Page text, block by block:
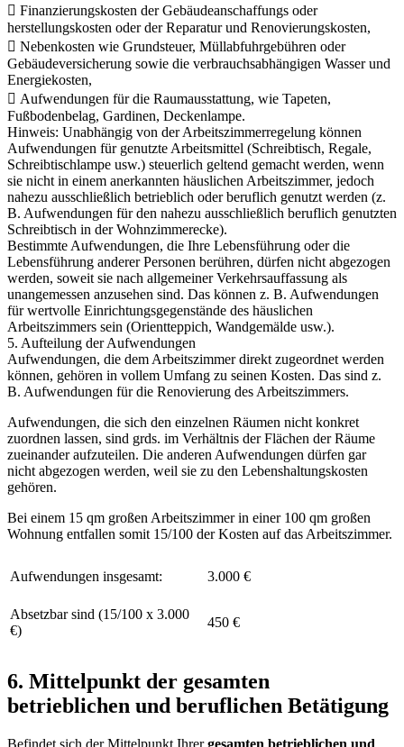
 Finanzierungskosten der Gebäudeanschaffungs oder
herstellungskosten oder der Reparatur und Renovierungskosten,
 Nebenkosten wie Grundsteuer, Müllabfuhrgebühren oder
Gebäudeversicherung sowie die verbrauchsabhängigen Wasser und
Energiekosten,
 Aufwendungen für die Raumausstattung, wie Tapeten,
Fußbodenbelag, Gardinen, Deckenlampe.
Hinweis: Unabhängig von der Arbeitszimmerregelung können
Aufwendungen für genutzte Arbeitsmittel (Schreibtisch, Regale,
Schreibtischlampe usw.) steuerlich geltend gemacht werden, wenn
sie nicht in einem anerkannten häuslichen Arbeitszimmer, jedoch
nahezu ausschließlich betrieblich oder beruflich genutzt werden (z.
B. Aufwendungen für den nahezu ausschließlich beruflich genutzten
Schreibtisch in der Wohnzimmerecke).
Bestimmte Aufwendungen, die Ihre Lebensführung oder die
Lebensführung anderer Personen berühren, dürfen nicht abgezogen
werden, soweit sie nach allgemeiner Verkehrsauffassung als
unangemessen anzusehen sind. Das können z. B. Aufwendungen
für wertvolle Einrichtungsgegenstände des häuslichen
Arbeitszimmers sein (Orientteppich, Wandgemälde usw.).
5. Aufteilung der Aufwendungen
Aufwendungen, die dem Arbeitszimmer direkt zugeordnet werden
können, gehören in vollem Umfang zu seinen Kosten. Das sind z.
B. Aufwendungen für die Renovierung des Arbeitszimmers.
Aufwendungen, die sich den einzelnen Räumen nicht konkret
zuordnen lassen, sind grds. im Verhältnis der Flächen der Räume
zueinander aufzuteilen. Die anderen Aufwendungen dürfen gar
nicht abgezogen werden, weil sie zu den Lebenshaltungskosten
gehören.
Bei einem 15 qm großen Arbeitszimmer in einer 100 qm großen
Wohnung entfallen somit 15/100 der Kosten auf das Arbeitszimmer.
Aufwendungen insgesamt: 3.000 €
Absetzbar sind (15/100 x 3.000
€)
450 €
6. Mittelpunkt der gesamten
betrieblichen und beruflichen Betätigung
Befindet sich der Mittelpunkt Ihrergesamten betrieblichen und